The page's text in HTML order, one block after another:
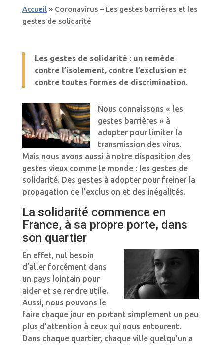
Accueil» Coronavirus – Les gestes barrières et les
gestes de solidarité
Les gestes de solidarité : un remède
contre l’isolement, contre l’exclusion et
contre toutes formes de discrimination.
Nous connaissons « les
gestes barrières » à
adopter pour limiter la
transmission des virus.
Mais nous avons aussi à notre disposition des
gestes vieux comme le monde : les gestes de
solidarité. Des gestes à adopter pour freiner la
propagation de l’exclusion et des inégalités.
La solidarité commence en
France, à sa propre porte, dans
son quartier
En effet, nul besoin
d’aller forcément dans
un pays lointain pour
aider et se rendre utile.
Aussi, nous pouvons le
faire chaque jour en portant simplement un peu
plus d’attention à ceux qui nous entourent.
Dans chaque quartier, chaque ville quelqu’un a